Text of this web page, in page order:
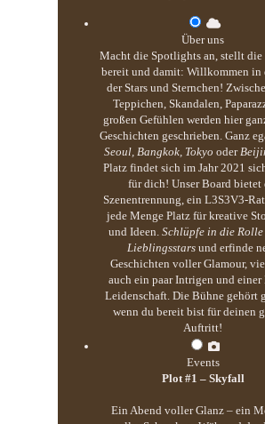
Über uns
Macht die Spotlights an, stellt die
bereit und damit: Willkommen in
der Stars und Sternchen!
Teppichen, Skandalen,
großen Gefühlen werden hier
Geschichten geschrieben. Ganz
Seoul, Bangkok, Tokyo oder
Platz findet sich im Jahr 2021
für dich! Unser Board bietet
Szenentrennung, ein L3S3V3-
jede Menge Platz für kreative
und Ideen. Schlüpfe in die
Lieblingsstarsund erfinde
Geschichten voller Glamour,
auch ein paar Intrigen und einer
Leidenschaft. Die Bühne gehört
wenn du bereit bist für deinen
Auftritt!
Events
Plot #1 – Skyfall
Ein Abend voller Glanz – ein